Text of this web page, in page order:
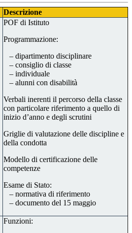
Descrizione
POF di Istituto
Programmazione:
– dipartimento disciplinare
– consiglio di classe
– individuale
– alunni con disabilità
Verbali inerenti il percorso della classe
con particolare riferimento a quello di
inizio d’anno e degli scrutini
Griglie di valutazione delle discipline e
della condotta
Modello di certificazione delle
competenze
Esame di Stato:
– normativa di riferimento
– documento del 15 maggio
Funzioni: